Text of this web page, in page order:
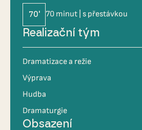
70' 70 minut | s přestávkou
Realizační tým
Dramatizace a režie
Výprava
Hudba
Dramaturgie
Obsazení